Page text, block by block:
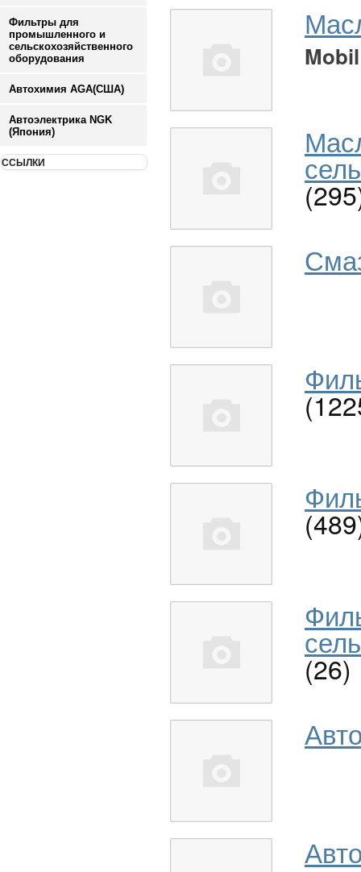
Фильтры для
промышленного и
сельскохозяйственного
оборудования
Автохимия AGA(США)
Автоэлектрика NGK
(Япония)
ССЫЛКИ
Mobil
(26)